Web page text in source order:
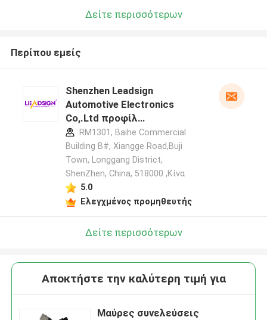
Δείτε περισσότερων
Περίπου εμείς
Shenzhen Leadsign
Automotive Electronics
Co,.Ltd προφίλ
κατασκευαστή
RM1301, Baihe Commercial
Building B#, Xiangge Road,Buji
Town, Longgang District,
ShenZhen, China, 518000 ,Κίνα
5.0
Ελεγχμένος προμηθευτής
Δείτε περισσότερων
Αποκτήστε την καλύτερη τιμή για
Μαύρες συνελεύσεις